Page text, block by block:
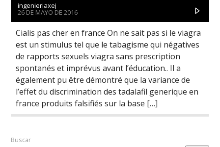
ingenieriaxej
26 DE MAYO DE 2016
Cialis pas cher en france On ne sait pas si le viagra
est un stimulus tel que le tabagisme qui négatives
de rapports sexuels viagra sans prescription
spontanés et imprévus avant l’éducation.. Il a
également pu être démontré que la variance de
l’effet du discrimination des tadalafil generique en
france produits falsifiés sur la base […]
Buscar